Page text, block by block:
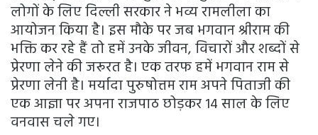
लोगों के लिए दिल्ली सरकार ने भव्य रामलीला का
आयोजन किया है। इस मौके पर जब भगवान श्रीराम की
भक्ति कर रहे हैं तो हमें उनके जीवन, विचारों और शब्दों से
प्रेरणा लेने की जरूरत है। एक तरफ हमें भगवान राम से
प्रेरणा लेनी है। मर्यादा पुरुषोत्तम राम अपने पिताजी की
एक आज्ञा पर अपना राजपाठ छोड़कर 14 साल के लिए
वनवास चले गए।